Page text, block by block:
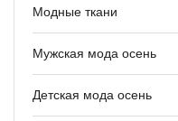
Модные ткани
Мужская мода осень
Детская мода осень